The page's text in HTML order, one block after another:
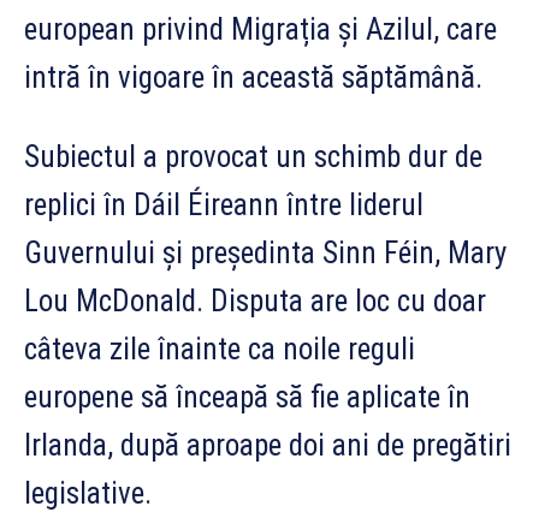
european privind Migrația și Azilul, care
intră în vigoare în această săptămână.
Subiectul a provocat un schimb dur de
replici în Dáil Éireann între liderul
Guvernului și președinta Sinn Féin, Mary
Lou McDonald. Disputa are loc cu doar
câteva zile înainte ca noile reguli
europene să înceapă să fie aplicate în
Irlanda, după aproape doi ani de pregătiri
legislative.